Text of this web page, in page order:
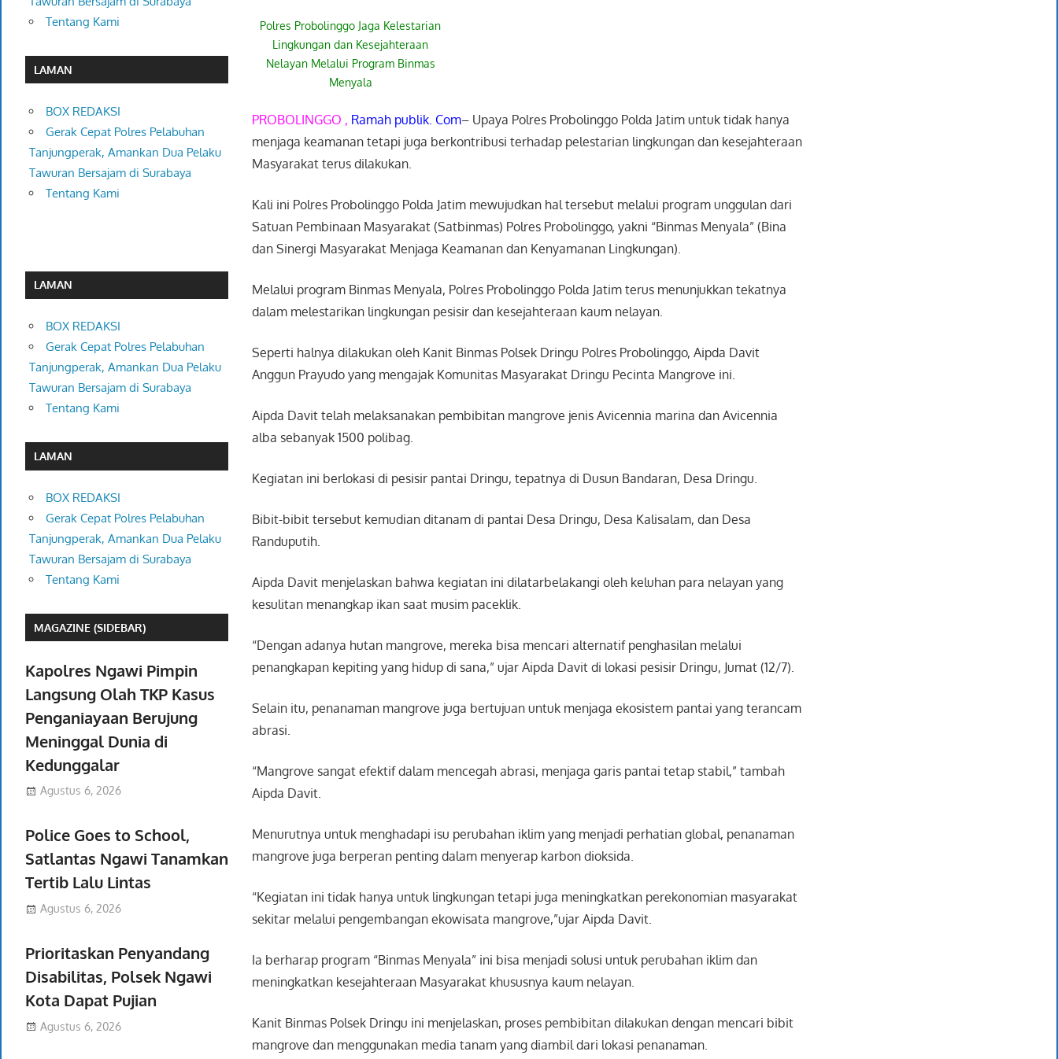
Polres Probolinggo Jaga Kelestarian
Lingkungan dan Kesejahteraan
Nelayan Melalui Program Binmas
Menyala
PROBOLINGGO , Ramah publik. Com– Upaya Polres Probolinggo Polda Jatim untuk tidak hanya
menjaga keamanan tetapi juga berkontribusi terhadap pelestarian lingkungan dan kesejahteraan
Masyarakat terus dilakukan.
Kali ini Polres Probolinggo Polda Jatim mewujudkan hal tersebut melalui program unggulan dari
Satuan Pembinaan Masyarakat (Satbinmas) Polres Probolinggo, yakni “Binmas Menyala” (Bina
dan Sinergi Masyarakat Menjaga Keamanan dan Kenyamanan Lingkungan).
Melalui program Binmas Menyala, Polres Probolinggo Polda Jatim terus menunjukkan tekatnya
dalam melestarikan lingkungan pesisir dan kesejahteraan kaum nelayan.
Seperti halnya dilakukan oleh Kanit Binmas Polsek Dringu Polres Probolinggo, Aipda Davit
Anggun Prayudo yang mengajak Komunitas Masyarakat Dringu Pecinta Mangrove ini.
Aipda Davit telah melaksanakan pembibitan mangrove jenis Avicennia marina dan Avicennia
alba sebanyak 1500 polibag.
Kegiatan ini berlokasi di pesisir pantai Dringu, tepatnya di Dusun Bandaran, Desa Dringu.
Bibit-bibit tersebut kemudian ditanam di pantai Desa Dringu, Desa Kalisalam, dan Desa
Randuputih.
Aipda Davit menjelaskan bahwa kegiatan ini dilatarbelakangi oleh keluhan para nelayan yang
kesulitan menangkap ikan saat musim paceklik.
“Dengan adanya hutan mangrove, mereka bisa mencari alternatif penghasilan melalui
penangkapan kepiting yang hidup di sana,” ujar Aipda Davit di lokasi pesisir Dringu, Jumat (12/7).
Selain itu, penanaman mangrove juga bertujuan untuk menjaga ekosistem pantai yang terancam
abrasi.
“Mangrove sangat efektif dalam mencegah abrasi, menjaga garis pantai tetap stabil,” tambah
Aipda Davit.
Menurutnya untuk menghadapi isu perubahan iklim yang menjadi perhatian global, penanaman
mangrove juga berperan penting dalam menyerap karbon dioksida.
“Kegiatan ini tidak hanya untuk lingkungan tetapi juga meningkatkan perekonomian masyarakat
sekitar melalui pengembangan ekowisata mangrove,”ujar Aipda Davit.
Ia berharap program “Binmas Menyala” ini bisa menjadi solusi untuk perubahan iklim dan
meningkatkan kesejahteraan Masyarakat khususnya kaum nelayan.
Kanit Binmas Polsek Dringu ini menjelaskan, proses pembibitan dilakukan dengan mencari bibit
mangrove dan menggunakan media tanam yang diambil dari lokasi penanaman.
Tentang Kami
LAMAN
BOX REDAKSI
Gerak Cepat Polres Pelabuhan
Tanjungperak, Amankan Dua Pelaku
Tawuran Bersajam di Surabaya
Tentang Kami
LAMAN
BOX REDAKSI
Gerak Cepat Polres Pelabuhan
Tanjungperak, Amankan Dua Pelaku
Tawuran Bersajam di Surabaya
Tentang Kami
LAMAN
BOX REDAKSI
Gerak Cepat Polres Pelabuhan
Tanjungperak, Amankan Dua Pelaku
Tawuran Bersajam di Surabaya
Tentang Kami
MAGAZINE (SIDEBAR)
Kapolres Ngawi Pimpin
Langsung Olah TKP Kasus
Penganiayaan Berujung
Meninggal Dunia di
Kedunggalar
Agustus 6, 2026
Police Goes to School,
Satlantas Ngawi Tanamkan
Tertib Lalu Lintas
Agustus 6, 2026
Prioritaskan Penyandang
Disabilitas, Polsek Ngawi
Kota Dapat Pujian
Agustus 6, 2026